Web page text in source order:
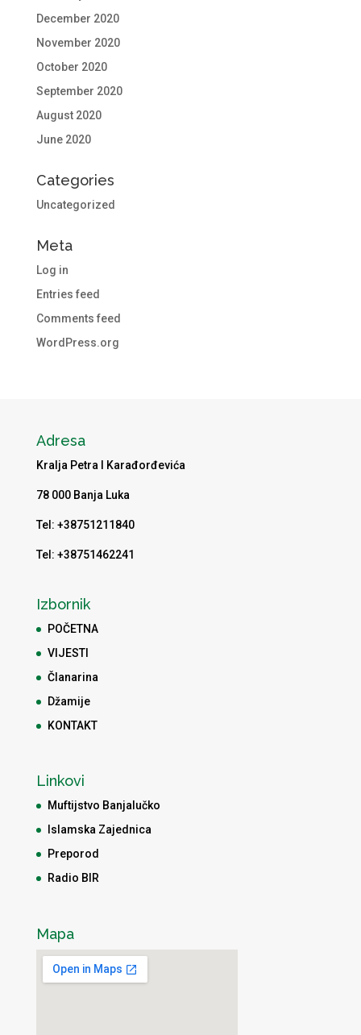
December 2020
November 2020
October 2020
September 2020
August 2020
June 2020
Categories
Uncategorized
Meta
Log in
Entries feed
Comments feed
WordPress.org
Adresa
Kralja Petra I Karađorđevića
78 000 Banja Luka
Tel: +38751211840
Tel: +38751462241
Izbornik
POČETNA
VIJESTI
Članarina
Džamije
KONTAKT
Linkovi
Muftijstvo Banjalučko
Islamska Zajednica
Preporod
Radio BIR
Mapa